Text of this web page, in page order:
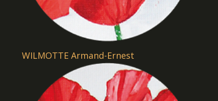
WILMOTTE Armand-Ernest